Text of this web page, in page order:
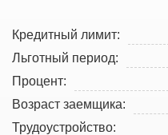
Кредитный лимит:
Льготный период:
Процент:
Возраст заемщика:
Трудоустройство: